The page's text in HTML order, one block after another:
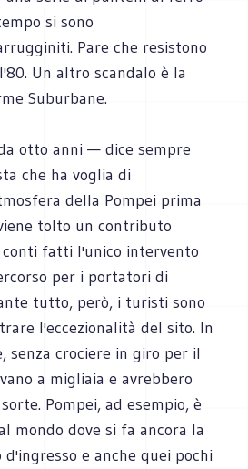
si sono
Pare che resistono
Un altro scandalo è la
Suburbane.
otto anni — dice sempre
che ha voglia di
della Pompei prima
tolto un contributo
conti fatti l'unico intervento
per i portatori di
tutto, però, i turisti sono
l'eccezionalità del sito. In
senza crociere in giro per il
a migliaia e avrebbero
Pompei, ad esempio, è
mondo dove si fa ancora la
e anche quei pochi